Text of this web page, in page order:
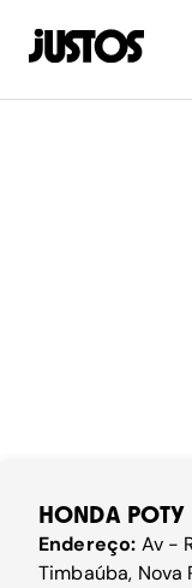
HONDA
Endereço: Av -
Timbaúba,